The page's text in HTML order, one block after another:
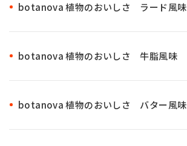
botanova 植物のおいしさ ラード風味
botanova 植物のおいしさ 牛脂風味
botanova 植物のおいしさ バター風味